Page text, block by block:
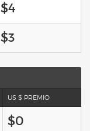
$4
$3
US $ PREMIO
$0